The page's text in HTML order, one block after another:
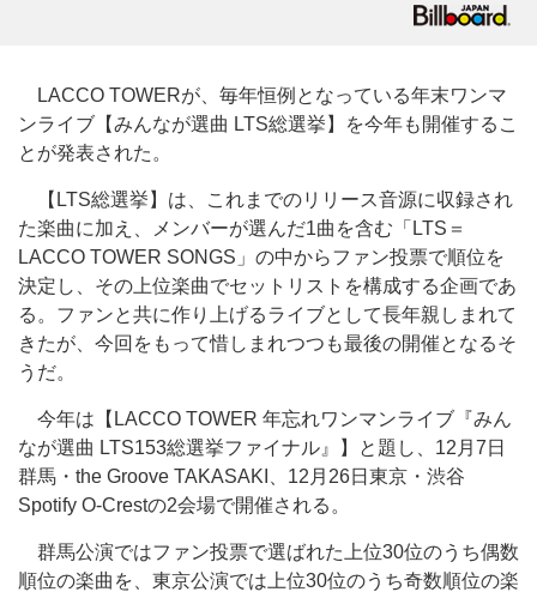
LACCO TOWERが、毎年恒例となっている年末ワンマ
ンライブ【みんなが選曲 LTS総選挙】を今年も開催するこ
とが発表された。
【LTS総選挙】は、これまでのリリース音源に収録され
た楽曲に加え、メンバーが選んだ1曲を含む「LTS＝
LACCO TOWER SONGS」の中からファン投票で順位を
決定し、その上位楽曲でセットリストを構成する企画であ
る。ファンと共に作り上げるライブとして長年親しまれて
きたが、今回をもって惜しまれつつも最後の開催となるそ
うだ。
今年は【LACCO TOWER 年忘れワンマンライブ『みん
なが選曲 LTS153総選挙ファイナル』】と題し、12月7日
群馬・the Groove TAKASAKI、12月26日東京・渋谷
Spotify O-Crestの2会場で開催される。
群馬公演ではファン投票で選ばれた上位30位のうち偶数
順位の楽曲を、東京公演では上位30位のうち奇数順位の楽